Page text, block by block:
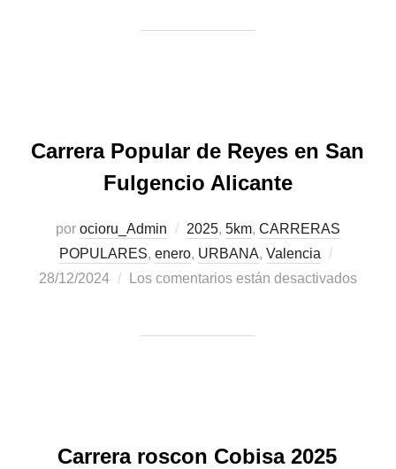
Carrera Popular de Reyes en San
Fulgencio Alicante
por ocioru_Admin 2025, 5km, CARRERAS
POPULARES, enero, URBANA, Valencia
28/12/2024
Los comentarios están desactivados
Carrera roscon Cobisa 2025